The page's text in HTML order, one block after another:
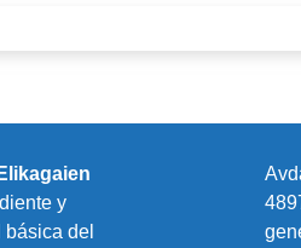
y
del